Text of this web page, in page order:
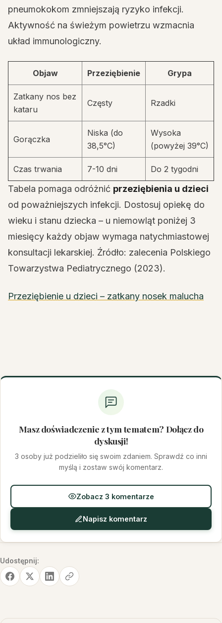
pneumokokom zmniejszają ryzyko infekcji.
Aktywność na świeżym powietrzu wzmacnia
układ immunologiczny.
Objaw Przeziębienie Grypa
Zatkany nos bez
kataru
Częsty Rzadki
Gorączka
Niska (do
38,5°C)
Wysoka
(powyżej 39°C)
Czas trwania 7-10 dni Do 2 tygodni
Tabela pomaga odróżnić przeziębienia u dzieci
od poważniejszych infekcji. Dostosuj opiekę do
wieku i stanu dziecka – u niemowląt poniżej 3
miesięcy każdy objaw wymaga natychmiastowej
konsultacji lekarskiej. Źródło: zalecenia Polskiego
Towarzystwa Pediatrycznego (2023).
Przeziębienie u dzieci – zatkany nosek malucha
Masz doświadczenie z tym tematem? Dołącz do
dyskusji!
3 osoby już podzieliło się swoim zdaniem. Sprawdź co inni
myślą i zostaw swój komentarz.
Zobacz 3 komentarze
Napisz komentarz
Udostępnij: